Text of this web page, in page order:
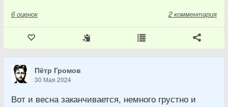
6 оценок 2 комментария
Пётр Громов
30 Мая 2024
Вот и весна заканчивается, немного грустно и